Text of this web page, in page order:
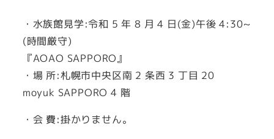
・水族館見学:令和 5 年 8 月 4 日(金)午後 4:30~
(時間厳守)
『AOAO SAPPORO』
・場 所:札幌市中央区南 2 条西 3 丁目 20
moyuk SAPPORO 4 階
・会 費:掛かりません。